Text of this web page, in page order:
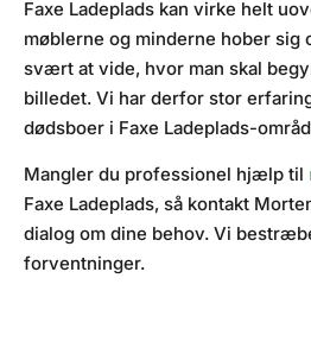
Faxe Ladeplads kan virke helt
møblerne og minderne hober sig
svært at vide, hvor man skal
billedet. Vi har derfor stor
dødsboer i Faxe Ladeplads-
Mangler du professionel hjælp til
Faxe Ladeplads, så kontakt
dialog om dine behov. Vi
forventninger.